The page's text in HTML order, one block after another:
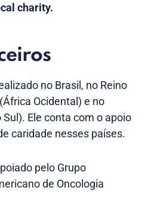
charity.
no Brasil, no Reino
Ocidental) e no
Ele conta com o apoio
caridade nesses países.
pelo Grupo
de Oncologia